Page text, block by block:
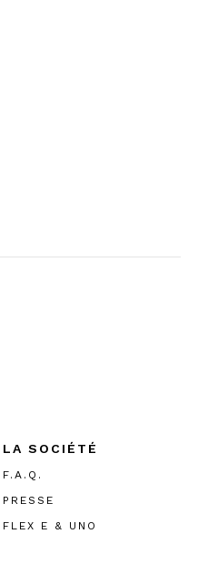
LA SOCIÉTÉ
F.A.Q.
PRESSE
FLEX E & UNO